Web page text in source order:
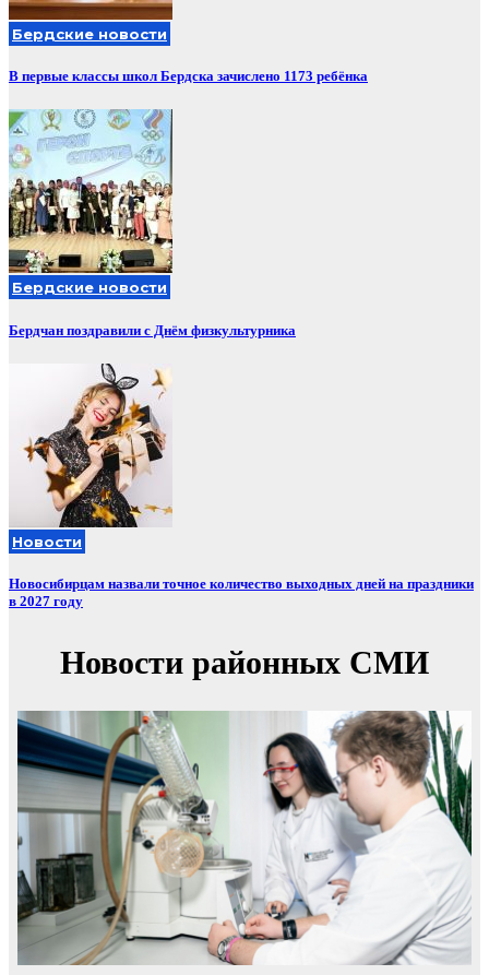
Бердские новости
В первые классы школ Бердска зачислено 1173 ребёнка
Бердские новости
Бердчан поздравили с Днём физкультурника
Новости
Новосибирцам назвали точное количество выходных дней на праздники
в 2027 году